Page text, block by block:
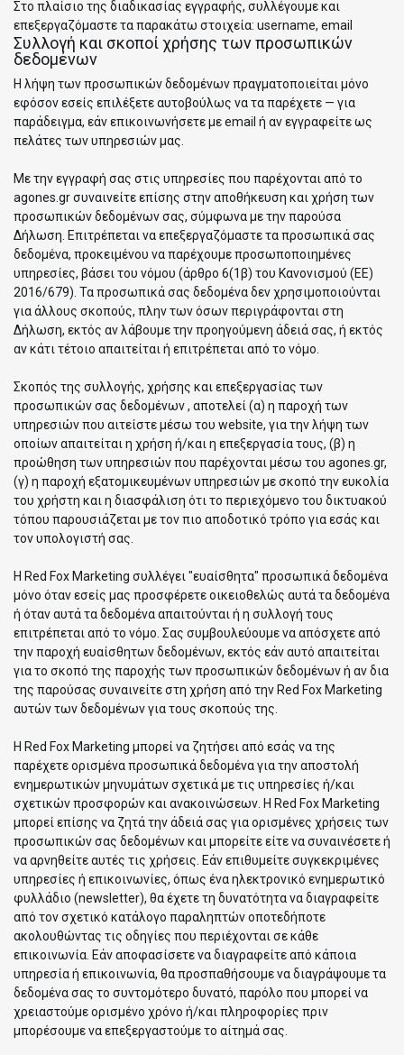
Στο πλαίσιο της διαδικασίας εγγραφής, συλλέγουμε και
επεξεργαζόμαστε τα παρακάτω στοιχεία: username, email
Συλλογή και σκοποί χρήσης των προσωπικών
δεδομένων
Η λήψη των προσωπικών δεδομένων πραγματοποιείται μόνο
εφόσον εσείς επιλέξετε αυτοβούλως να τα παρέχετε — για
παράδειγμα, εάν επικοινωνήσετε με email ή αν εγγραφείτε ως
πελάτες των υπηρεσιών μας.
Με την εγγραφή σας στις υπηρεσίες που παρέχονται από το
agones.gr συναινείτε επίσης στην αποθήκευση και χρήση των
προσωπικών δεδομένων σας, σύμφωνα με την παρούσα
Δήλωση. Επιτρέπεται να επεξεργαζόμαστε τα προσωπικά σας
δεδομένα, προκειμένου να παρέχουμε προσωποποιημένες
υπηρεσίες, βάσει του νόμου (άρθρο 6(1β) του Κανονισμού (ΕΕ)
2016/679). Τα προσωπικά σας δεδομένα δεν χρησιμοποιούνται
για άλλους σκοπούς, πλην των όσων περιγράφονται στη
Δήλωση, εκτός αν λάβουμε την προηγούμενη άδειά σας, ή εκτός
αν κάτι τέτοιο απαιτείται ή επιτρέπεται από το νόμο.
Σκοπός της συλλογής, χρήσης και επεξεργασίας των
προσωπικών σας δεδομένων , αποτελεί (α) η παροχή των
υπηρεσιών που αιτείστε μέσω του website, για την λήψη των
οποίων απαιτείται η χρήση ή/και η επεξεργασία τους, (β) η
προώθηση των υπηρεσιών που παρέχονται μέσω του agones.gr,
(γ) η παροχή εξατομικευμένων υπηρεσιών με σκοπό την ευκολία
του χρήστη και η διασφάλιση ότι το περιεχόμενο του δικτυακού
τόπου παρουσιάζεται με τον πιο αποδοτικό τρόπο για εσάς και
τον υπολογιστή σας.
Η Red Fox Marketing συλλέγει "ευαίσθητα" προσωπικά δεδομένα
μόνο όταν εσείς μας προσφέρετε οικειοθελώς αυτά τα δεδομένα
ή όταν αυτά τα δεδομένα απαιτούνται ή η συλλογή τους
επιτρέπεται από το νόμο. Σας συμβουλεύουμε να απόσχετε από
την παροχή ευαίσθητων δεδομένων, εκτός εάν αυτό απαιτείται
για το σκοπό της παροχής των προσωπικών δεδομένων ή αν δια
της παρούσας συναινείτε στη χρήση από την Red Fox Marketing
αυτών των δεδομένων για τους σκοπούς της.
Η Red Fox Marketing μπορεί να ζητήσει από εσάς να της
παρέχετε ορισμένα προσωπικά δεδομένα για την αποστολή
ενημερωτικών μηνυμάτων σχετικά με τις υπηρεσίες ή/και
σχετικών προσφορών και ανακοινώσεων. Η Red Fox Marketing
μπορεί επίσης να ζητά την άδειά σας για ορισμένες χρήσεις των
προσωπικών σας δεδομένων και μπορείτε είτε να συναινέσετε ή
να αρνηθείτε αυτές τις χρήσεις. Εάν επιθυμείτε συγκεκριμένες
υπηρεσίες ή επικοινωνίες, όπως ένα ηλεκτρονικό ενημερωτικό
φυλλάδιο (newsletter), θα έχετε τη δυνατότητα να διαγραφείτε
από τον σχετικό κατάλογο παραληπτών οποτεδήποτε
ακολουθώντας τις οδηγίες που περιέχονται σε κάθε
επικοινωνία. Εάν αποφασίσετε να διαγραφείτε από κάποια
υπηρεσία ή επικοινωνία, θα προσπαθήσουμε να διαγράψουμε τα
δεδομένα σας το συντομότερο δυνατό, παρόλο που μπορεί να
χρειαστούμε ορισμένο χρόνο ή/και πληροφορίες πριν
μπορέσουμε να επεξεργαστούμε το αίτημά σας.